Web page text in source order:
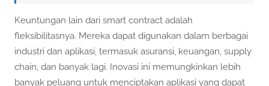
Keuntungan lain dari smart contract adalah
fleksibilitasnya. Mereka dapat digunakan dalam berbagai
industri dan aplikasi, termasuk asuransi, keuangan, supply
chain, dan banyak lagi. Inovasi ini memungkinkan lebih
banyak peluang untuk menciptakan aplikasi yang dapat